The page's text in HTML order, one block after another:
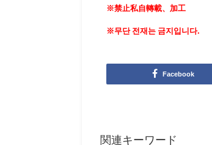
※禁止私自轉載、加工
※무단 전재는 금지입니다.
Facebook
関連キーワード